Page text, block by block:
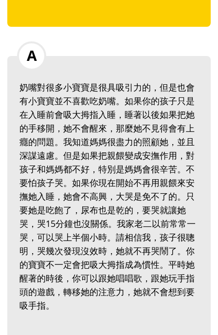
奶嘴對很多小寶寶是很具吸引力的，但是也會
有小寶寶並不喜歡吃奶嘴。如果你的孩子只是
在入睡前會吸大拇指入睡，睡著以後如果把她
的手移開，她不會醒來，那麼她不見得會有上
癮的問題。我知道媽媽很盡力的照顧她，並且
深謀遠慮。但是如果把親餵變成安撫作用，對
孩子和媽媽都不好，特別是媽媽會很辛苦。不
要怕孩子哭。如果你現在開始不再用親餵來安
撫她入睡，她會不高興，大哭是免不了的。只
要她是吃飽了，尿布也是乾的，要哭就讓她
哭，哭15分鐘也沒關係。我家老二以前常常一
哭，可以哭上半個小時。請相信我，孩子很聰
明，哭幾次發現沒效時，她就不再哭鬧了。你
的寶寶不一定會把吸大拇指成為慣性。平時她
醒著的時後，你可以跟她唱唱歌，跟她玩手指
頭的遊戲，轉移她的注意力，她就不會想到要
吸手指。